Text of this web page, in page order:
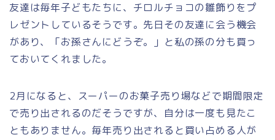
友達は毎年子どもたちに、チロルチョコの雛飾りをプ
レゼントしているそうです。先日その友達に会う機会
があり、「お孫さんにどうぞ。」と私の孫の分も買っ
ておいてくれました。
2月になると、スーパーのお菓子売り場などで期間限定
で売り出されるのだそうですが、自分は一度も見たこ
ともありません。毎年売り出されると買い占める人が